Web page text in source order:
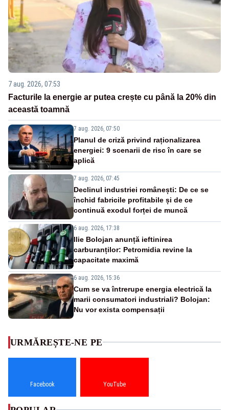
7 aug. 2026, 07:53
Facturile la energie ar putea crește cu până la 20% din
această toamnă
7 aug. 2026, 07:50
Planul de criză privind raționalizarea
energiei: 9 scenarii de risc în care se
aplică
7 aug. 2026, 07:45
Declinul industriei românești: De ce se
închid fabricile profitabile și de ce
continuă exodul forței de muncă
6 aug. 2026, 17:38
Ilie Bolojan anunță ieftinirea
carburanților: Petromidia revine la
capacitate maximă
6 aug. 2026, 15:36
Cum se va întrerupe energia electrică la
marii consumatori industriali? Bolojan:
Nu vor exista compensații
URMĂREȘTE-NE PE
Facebook YouTube